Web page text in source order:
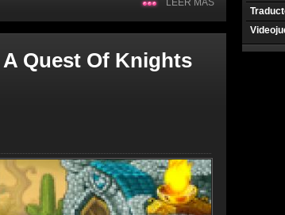
LEER MÁS
Quest Of Knights